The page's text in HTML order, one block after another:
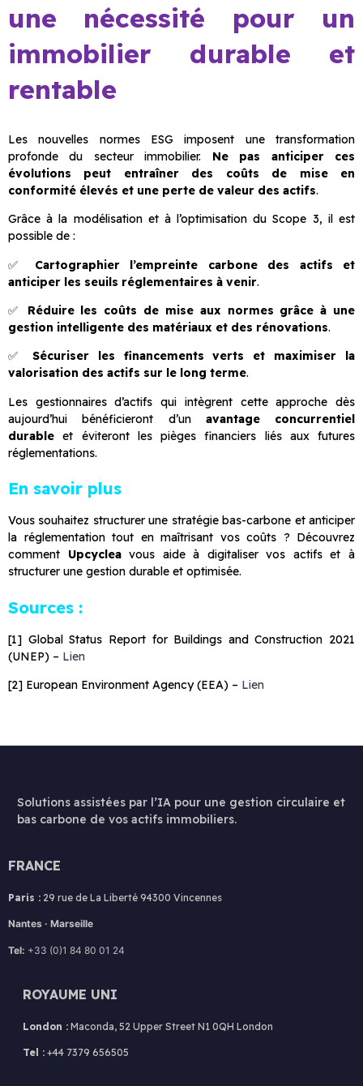
une nécessité pour un
immobilier durable et
rentable
Les nouvelles normes ESG imposent une transformation
profonde du secteur immobilier. Ne pas anticiper ces
évolutions peut entraîner des coûts de mise en
conformité élevés et une perte de valeur des actifs.
Grâce à la modélisation et à l’optimisation du Scope 3, il est
possible de :
✅ Cartographier l’empreinte carbone des actifs et
anticiper les seuils réglementaires à venir.
✅ Réduire les coûts de mise aux normes grâce à une
gestion intelligente des matériaux et des rénovations.
✅ Sécuriser les financements verts et maximiser la
valorisation des actifs sur le long terme.
Les gestionnaires d’actifs qui intègrent cette approche dès
aujourd’hui bénéficieront d’un avantage concurrentiel
durable et éviteront les pièges financiers liés aux futures
réglementations.
En savoir plus
Vous souhaitez structurer une stratégie bas-carbone et anticiper
la réglementation tout en maîtrisant vos coûts ? Découvrez
comment Upcycleavous aide à digitaliser vos actifs et à
structurer une gestion durable et optimisée.
Sources :
[1] Global Status Report for Buildings and Construction 2021
(UNEP) – Lien
[2] European Environment Agency (EEA) – Lien
Solutions assistées par l’IA pour une gestion circulaire et
bas carbone de vos actifs immobiliers.
FRANCE
Paris : 29 rue de La Liberté 94300 Vincennes
Nantes · Marseille
Tel: +33 (0)1 84 80 01 24
ROYAUME UNI
London : Maconda, 52 Upper Street N1 0QH London
Tel : +44 7379 656505